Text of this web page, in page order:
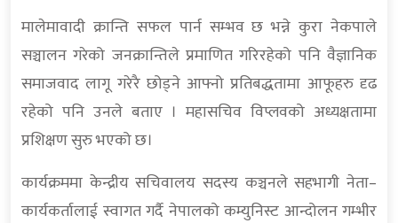
मालेमावादी क्रान्ति सफल पार्न सम्भव छ भन्ने कुरा नेकपाले
सञ्चालन गरेको जनक्रान्तिले प्रमाणित गरिरहेको पनि वैज्ञानिक
समाजवाद लागू गरेरै छोड्ने आफ्नो प्रतिबद्धतामा आफूहरु दृढ
रहेको पनि उनले बताए । महासचिव विप्लवको अध्यक्षतामा
प्रशिक्षण सुरु भएको छ।
कार्यक्रममा केन्द्रीय सचिवालय सदस्य कञ्चनले सहभागी नेता–
कार्यकर्तालाई स्वागत गर्दै नेपालको कम्युनिस्ट आन्दोलन गम्भीर